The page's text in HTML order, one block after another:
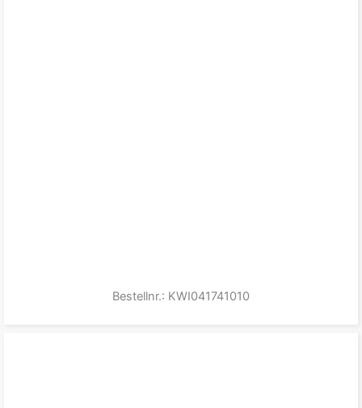
Bestellnr.: KWI041741010